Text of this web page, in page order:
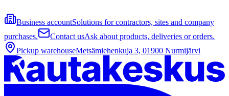
Business accountSolutions for contractors, sites and company
purchases.
Contact usAsk about products, deliveries or orders.
Pickup warehouseMetsämiehenkuja 3, 01900 Nurmijärvi